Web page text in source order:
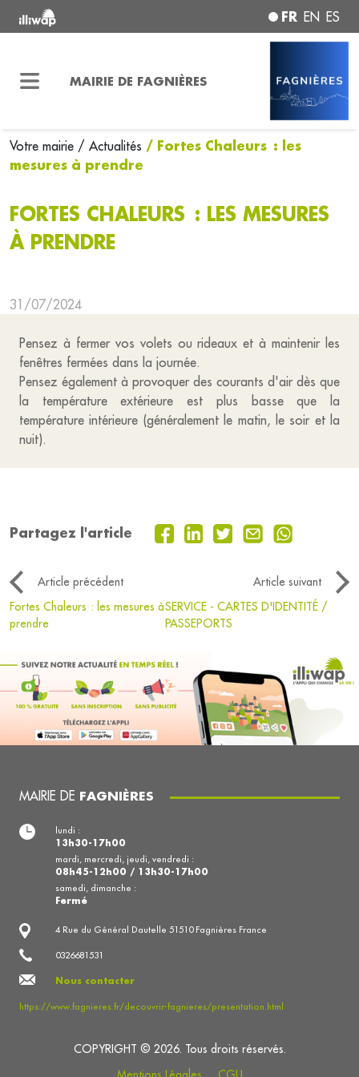
FR EN ES
MAIRIE DE FAGNIÈRES
Votre mairie / Actualités / Fortes Chaleurs : les
mesures à prendre
FORTES CHALEURS : LES MESURES
À PRENDRE
31/07/2024
Pensez à fermer vos volets ou rideaux et à maintenir les
fenêtres fermées dans la journée.
Pensez également à provoquer des courants d'air dès que
la température extérieure est plus basse que la
température intérieure (généralement le matin, le soir et la
nuit).
Partagez l'article
Article précédent
Article suivant
Fortes Chaleurs : les mesures à
prendre
SERVICE - CARTES D'IDENTITÉ /
PASSEPORTS
MAIRIE DE FAGNIÈRES
4 Rue du Général Dautelle 51510 Fagnières France
0326681531
Nous contacter
https://www.fagnieres.fr/decouvrir-fagnieres/presentation.html
lundi :
13h30-17h00
mardi, mercredi, jeudi, vendredi :
08h45-12h00 / 13h30-17h00
samedi, dimanche :
Fermé
COPYRIGHT © 2026. Tous droits réservés.